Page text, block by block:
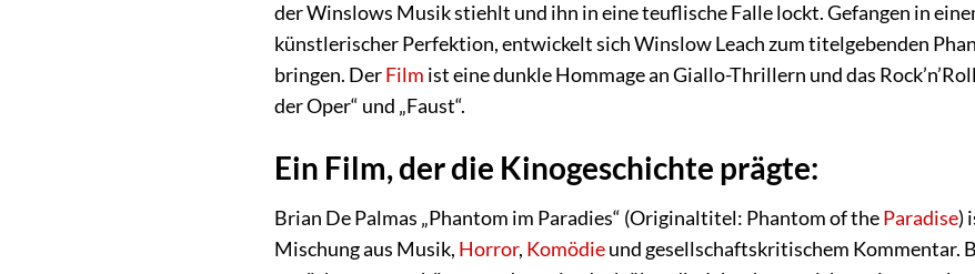
der Winslows Musik stiehlt und ihn in eine teuflische Falle lockt. Gefangen in
künstlerischer Perfektion, entwickelt sich Winslow Leach zum titelgebenden
bringen. DerFilm ist eine dunkle Hommage an Giallo-Thrillern und das
der Oper“ und „Faust“.
Ein Film, der die Kinogeschichte prägte:
Brian De Palmas „Phantom im Paradies“ (Originaltitel: Phantom of theParadise)
Mischung aus Musik, Horror, Komödieund gesellschaftskritischem Kommentar.